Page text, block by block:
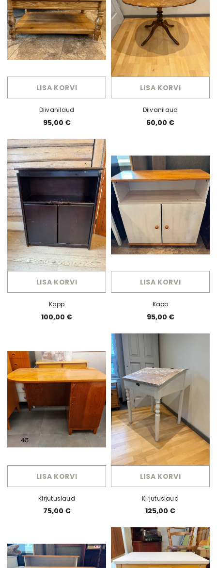
LISA KORVI
Diivanilaud
95,00 €
LISA KORVI
Diivanilaud
60,00 €
LISA KORVI
Kapp
100,00 €
LISA KORVI
Kapp
95,00 €
LISA KORVI
Kirjutuslaud
75,00 €
LISA KORVI
Kirjutuslaud
125,00 €